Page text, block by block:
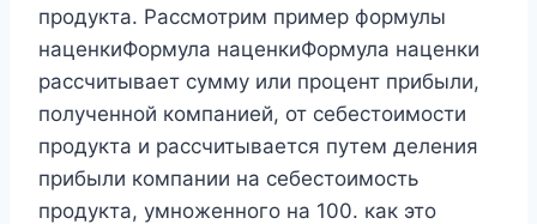
продукта. Рассмотрим пример формулы
наценкиФормула наценкиФормула наценки
рассчитывает сумму или процент прибыли,
полученной компанией, от себестоимости
продукта и рассчитывается путем деления
прибыли компании на себестоимость
продукта, умноженного на 100. как это